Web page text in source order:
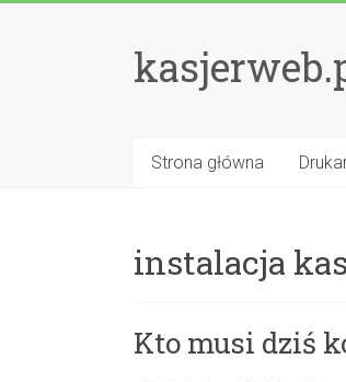
Strona główna
instalacja
Kto musi dziś